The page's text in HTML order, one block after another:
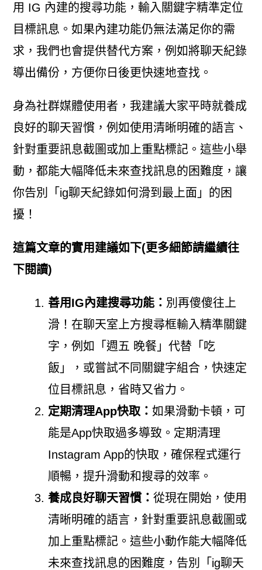
用 IG 內建的搜尋功能，輸入關鍵字精準定位
目標訊息。如果內建功能仍無法滿足你的需
求，我們也會提供替代方案，例如將聊天紀錄
導出備份，方便你日後更快速地查找。
身為社群媒體使用者，我建議大家平時就養成
良好的聊天習慣，例如使用清晰明確的語言、
針對重要訊息截圖或加上重點標記。這些小舉
動，都能大幅降低未來查找訊息的困難度，讓
你告別「ig聊天紀錄如何滑到最上面」的困
擾！
這篇文章的實用建議如下(更多細節請繼續往
下閱讀)
善用IG內建搜尋功能： 別再傻傻往上
滑！在聊天室上方搜尋框輸入精準關鍵
字，例如「週五 晚餐」代替「吃
飯」，或嘗試不同關鍵字組合，快速定
位目標訊息，省時又省力。
定期清理App快取： 如果滑動卡頓，可
能是App快取過多導致。定期清理
Instagram App的快取，確保程式運行
順暢，提升滑動和搜尋的效率。
養成良好聊天習慣： 從現在開始，使用
清晰明確的語言，針對重要訊息截圖或
加上重點標記。這些小動作能大幅降低
未來查找訊息的困難度，告別「ig聊天